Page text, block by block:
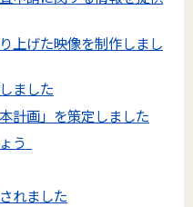
上げた映像を制作しまし
ました
計画」を策定しました
う
れました